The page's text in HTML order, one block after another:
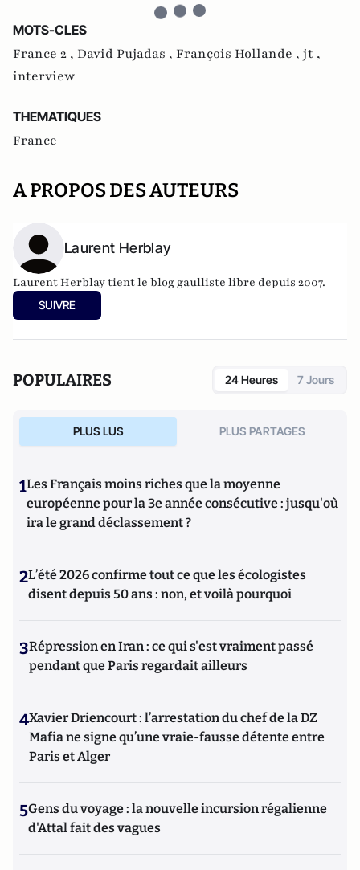
MOTS-CLES
France 2 , David Pujadas , François Hollande , jt ,
interview
THEMATIQUES
France
A PROPOS DES AUTEURS
Laurent Herblay
Laurent Herblay tient le blog gaulliste libre depuis 2007.
SUIVRE
POPULAIRES 24 Heures 7 Jours
PLUS LUS PLUS PARTAGES
1Les Français moins riches que la moyenne
européenne pour la 3e année consécutive : jusqu'où
ira le grand déclassement ?
2L’été 2026 confirme tout ce que les écologistes
disent depuis 50 ans : non, et voilà pourquoi
3Répression en Iran : ce qui s'est vraiment passé
pendant que Paris regardait ailleurs
4Xavier Driencourt : l’arrestation du chef de la DZ
Mafia ne signe qu’une vraie-fausse détente entre
Paris et Alger
5Gens du voyage : la nouvelle incursion régalienne
d'Attal fait des vagues